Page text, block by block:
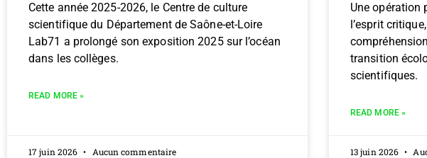
Cette année 2025-2026, le Centre de culture
scientifique du Département de Saône-et-Loire
Lab71 a prolongé son exposition 2025 sur l’océan
dans les collèges.
READ MORE »
17 juin 2026 Aucun commentaire
Une opération
l’esprit
transition
scientifiques.
READ MORE »
13 juin 2026